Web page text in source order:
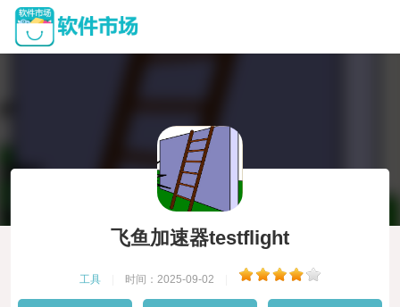
飞鱼加速器testflight
工具 时间：2025-09-02